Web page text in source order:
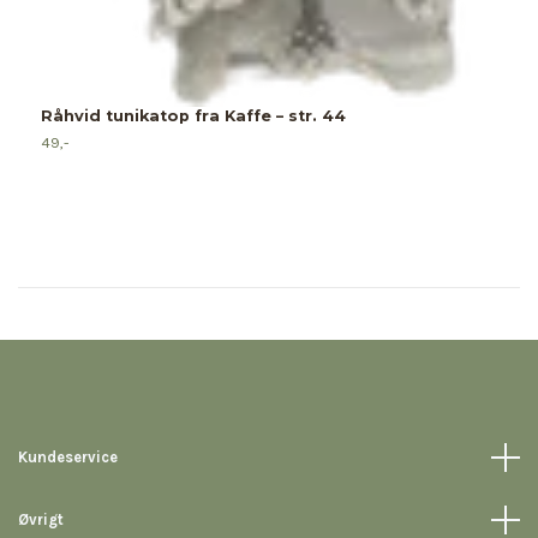
Råhvid tunikatop fra Kaffe – str. 44
49,-
Kundeservice
Øvrigt